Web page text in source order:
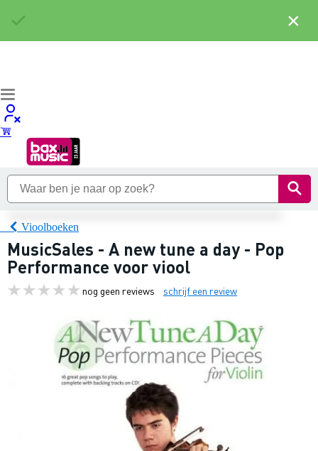
Vioolboeken
MusicSales - A new tune a day - Pop
Performance voor viool
nog geen reviews schrijf een review
×